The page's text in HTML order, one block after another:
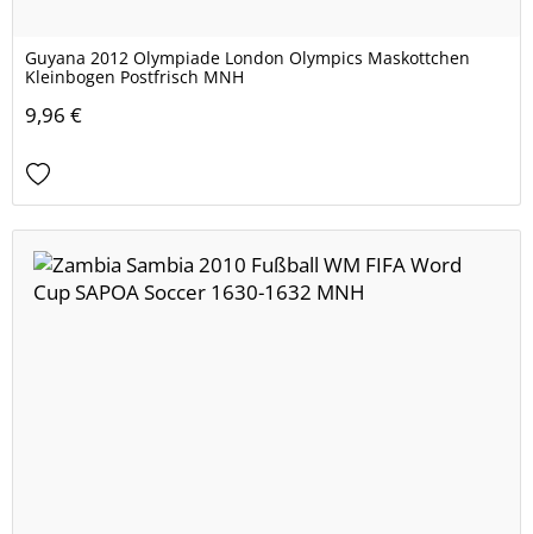
Guyana 2012 Olympiade London Olympics Maskottchen
Kleinbogen Postfrisch MNH
9,96 €